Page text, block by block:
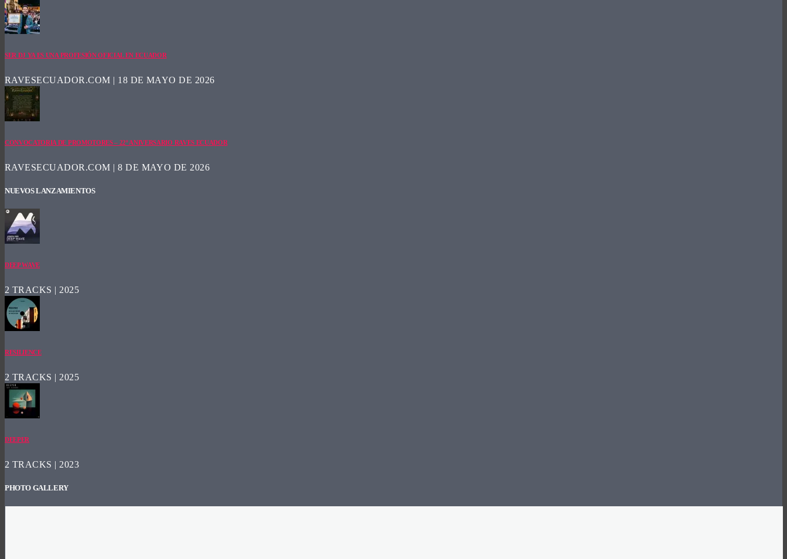
SER DJ YA ES UNA PROFESIÓN OFICIAL EN ECUADOR
RAVESECUADOR.COM | 18 DE MAYO DE 2026
CONVOCATORIA DE PROMOTORES – 22º ANIVERSARIO RAVES ECUADOR
RAVESECUADOR.COM | 8 DE MAYO DE 2026
NUEVOS LANZAMIENTOS
DEEP WAVE
2 TRACKS | 2025
RESILIENCE
2 TRACKS | 2025
DEEPER
2 TRACKS | 2023
PHOTO GALLERY